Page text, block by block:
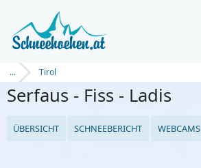
... Tirol
Serfaus - Fiss - Ladis
ÜBERSICHT SCHNEEBERICHT WEBCAMS